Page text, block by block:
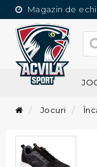
Magazin de
Jocuri